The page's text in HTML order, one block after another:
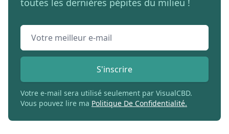
toutes les dernières pépites du milieu !
Email address
S'inscrire
Votre e-mail sera utilisé seulement par VisualCBD.
Vous pouvez lire ma Politique De Confidentialité.